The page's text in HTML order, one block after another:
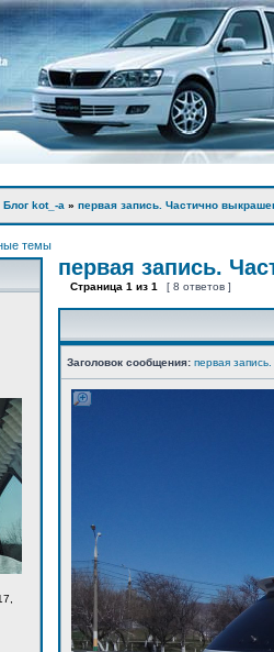
Блог kot_-а » первая запись. Частично
темы
первая запись.
Страница 1 из 1 [ 8 ответов ]
Заголовок сообщения: первая